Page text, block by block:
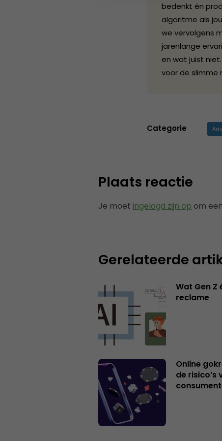
bedenkt én
algoritme als
we vervolgens
jarenlange
en wat juist
voor de slimme
Categorie
Plaats reactie
Je moet ingelogd zijn op om
Gerelateerde
Wat Gen Z
reclame
Online
de risico’s